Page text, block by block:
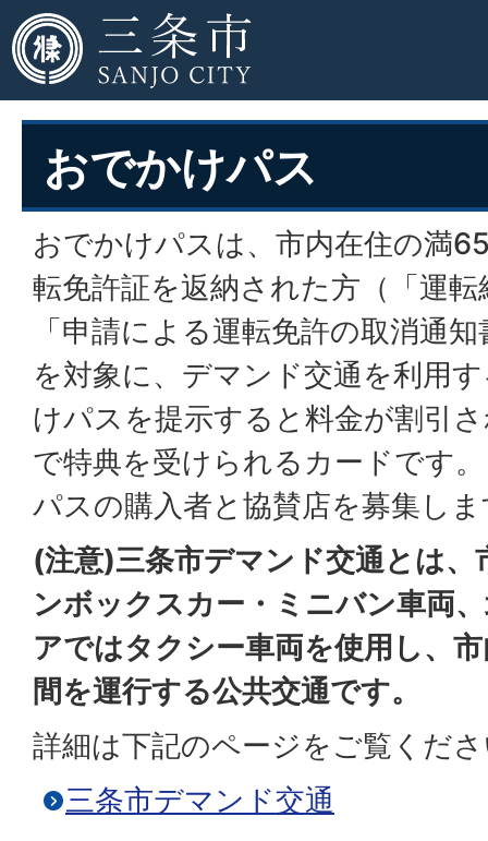
おでかけパス
おでかけパスは、市内在住の満
転免許証を返納された方（「運
「申請による運転免許の取消通
を対象に、デマンド交通を利用
けパスを提示すると料金が割引
で特典を受けられるカードです。
パスの購入者と協賛店を募集し
(注意)三条市デマンド交通とは
ンボックスカー・ミニバン車両
アではタクシー車両を使用し、
間を運行する公共交通です。
詳細は下記のページをご覧くだ
三条市デマンド交通